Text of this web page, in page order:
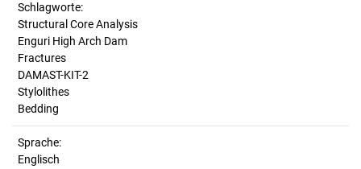
Schlagworte:
Structural Core Analysis
Enguri High Arch Dam
Fractures
DAMAST-KIT-2
Stylolithes
Bedding
Sprache:
Englisch